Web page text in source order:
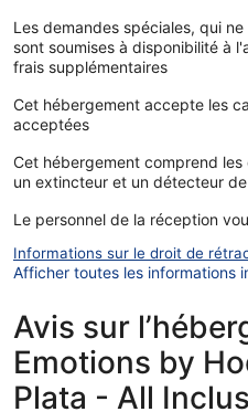
Les demandes spéciales, qui
sont soumises à disponibilité à
frais supplémentaires
Cet hébergement accepte les
acceptées
Cet hébergement comprend
un extincteur et un détecteur
Le personnel de la réception
Informations sur le droit de
Afficher toutes les informations
Avis sur
Emotions by
Plata - All